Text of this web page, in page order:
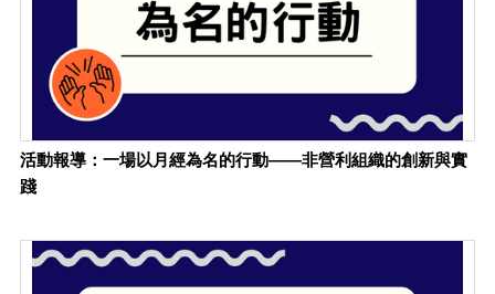
活動報導：一場以月經為名的行動——非營利組織的創新與實
踐